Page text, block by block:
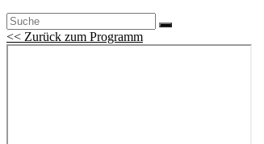
<< Zurück zum Programm